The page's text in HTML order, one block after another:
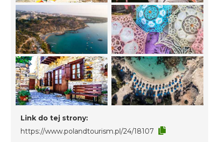
Link do tej strony:
https://www.polandtourism.pl/24/18107